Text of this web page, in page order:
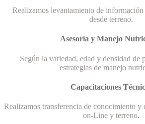
Realizamos levantamiento de
desde terreno.
Asesoría y Manejo
Según la variedad, edad y densidad de
estrategias de manejo
Capacitaciones
Realizamos transferencia de conocimiento y
on-Line y terreno.